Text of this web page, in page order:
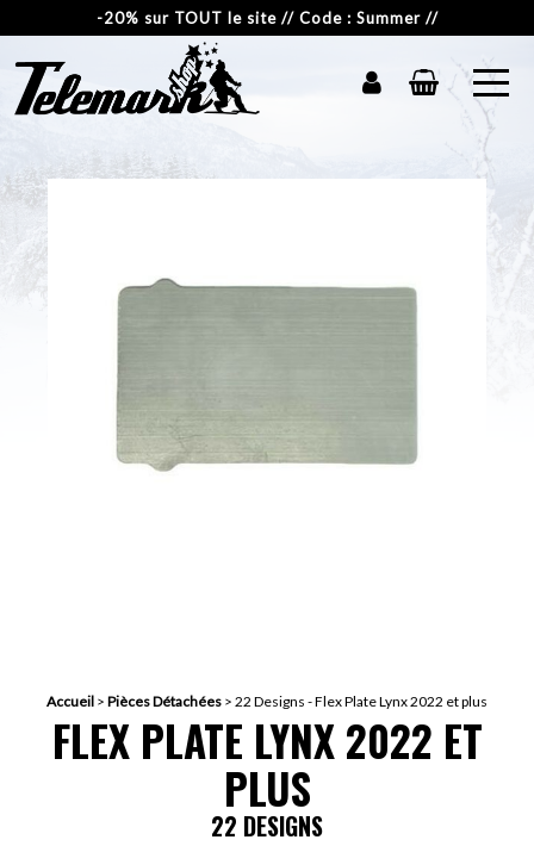
-20% sur TOUT le site // Code : Summer //
Accueil > Pièces Détachées > 22 Designs - Flex Plate Lynx 2022 et plus
FLEX PLATE LYNX 2022 ET
PLUS
22 DESIGNS